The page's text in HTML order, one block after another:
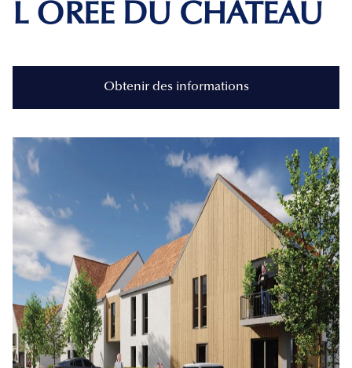
L OREE DU CHATEAU
Obtenir des informations